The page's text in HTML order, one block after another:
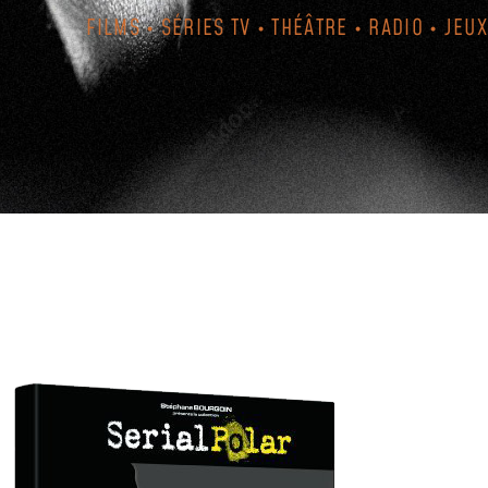
FILMS • SÉRIES TV • THÉÂTRE • RADIO • JEUX